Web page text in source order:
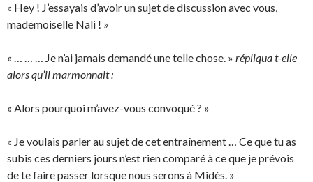
« Hey ! J’essayais d’avoir un sujet de discussion avec vous,
mademoiselle Nali ! »
« … … … Je n’ai jamais demandé une telle chose. » répliqua t-elle
alors qu’il marmonnait :
« Alors pourquoi m’avez-vous convoqué ? »
« Je voulais parler au sujet de cet entraînement … Ce que tu as
subis ces derniers jours n’est rien comparé à ce que je prévois
de te faire passer lorsque nous serons à Midès. »